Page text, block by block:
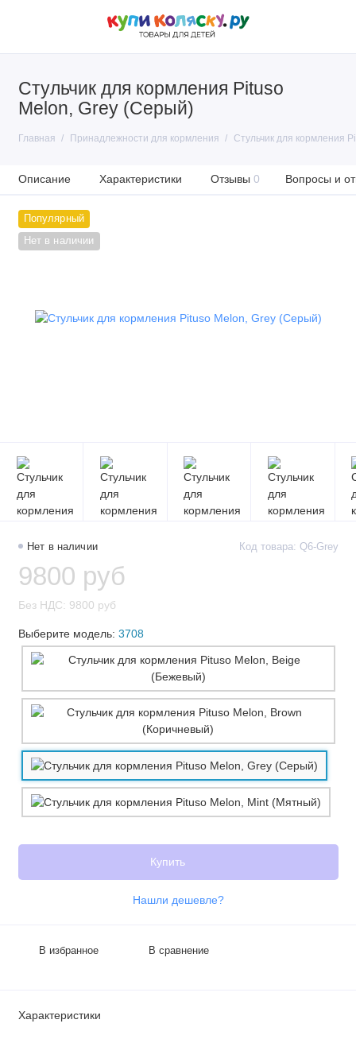
Стульчик для кормления Pituso
Melon, Grey (Серый)
Главная Принадлежности для кормления Стульчик для кормления
Описание Характеристики Отзывы 0 Вопросы и
Популярный
Нет в наличии
Нет в наличии Код товара: Q6-Grey
9800 руб
Без НДС: 9800 руб
Выберите модель: 3708
Купить
Нашли дешевле?
В избранное В сравнение
Характеристики